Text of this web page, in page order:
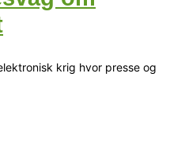
krig hvor presse og